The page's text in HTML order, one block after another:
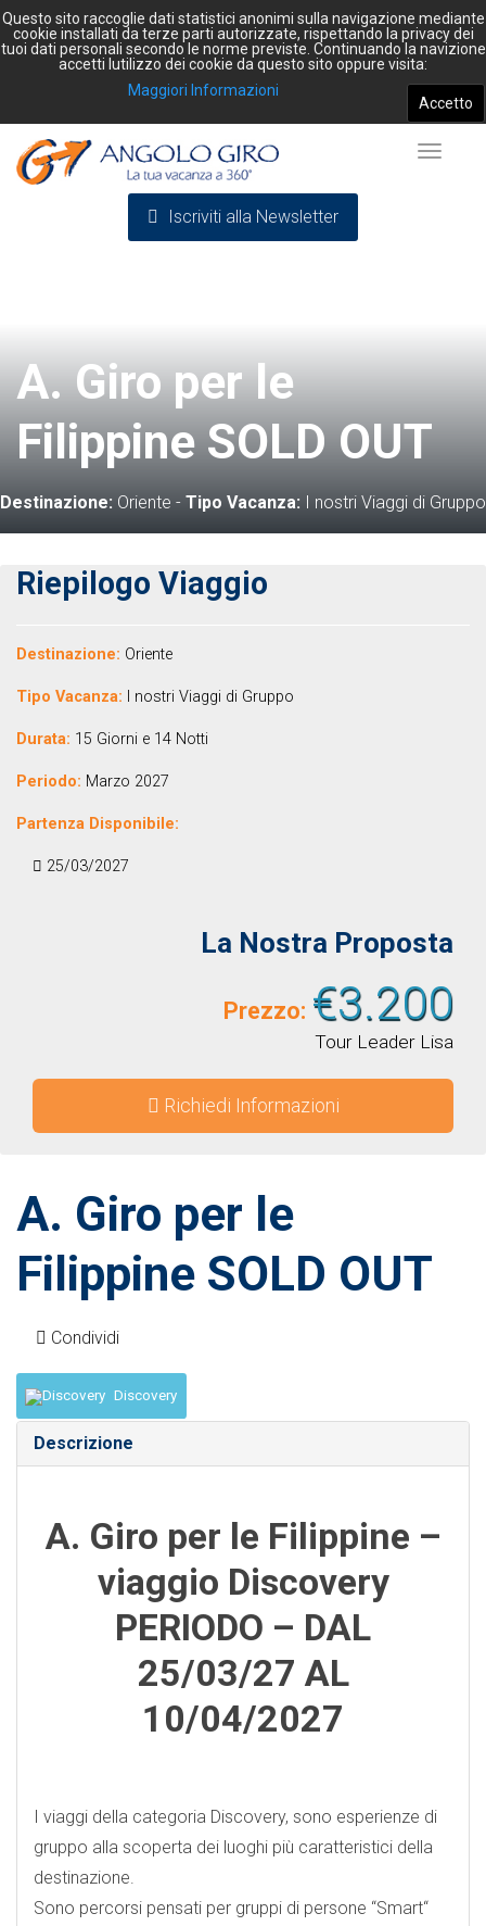
Questo sito raccoglie dati statistici anonimi sulla navigazione mediante
cookie installati da terze parti autorizzate, rispettando la privacy dei
tuoi dati personali secondo le norme previste. Continuando la navizione
accetti lutilizzo dei cookie da questo sito oppure visita:
Maggiori Informazioni
Accetto
Iscriviti alla Newsletter
A. Giro per le
Filippine SOLD OUT
Destinazione: Oriente - Tipo Vacanza: I nostri Viaggi di Gruppo
Riepilogo Viaggio
Destinazione: Oriente
Tipo Vacanza: I nostri Viaggi di Gruppo
Durata: 15 Giorni e 14 Notti
Periodo: Marzo 2027
Partenza Disponibile:
25/03/2027
La Nostra Proposta
Prezzo: €3.200
Tour Leader Lisa
Richiedi Informazioni
A. Giro per le
Filippine SOLD OUT
Condividi
Discovery
Descrizione
A. Giro per le Filippine –
viaggio Discovery
PERIODO – DAL
25/03/27 AL
10/04/2027
I viaggi della categoria Discovery, sono esperienze di
gruppo alla scoperta dei luoghi più caratteristici della
destinazione.
Sono percorsi pensati per gruppi di persone “Smart“